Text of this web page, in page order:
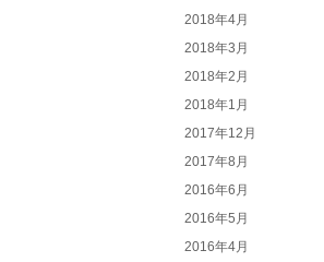
2018年4月
2018年3月
2018年2月
2018年1月
2017年12月
2017年8月
2016年6月
2016年5月
2016年4月